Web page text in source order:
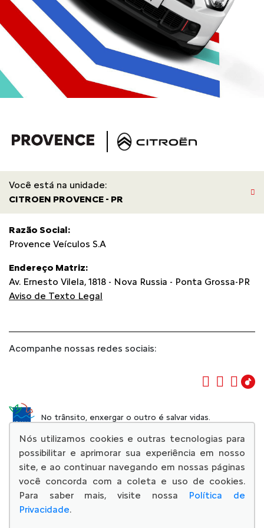
Você está na unidade:
CITROEN PROVENCE - PR
Razão Social:
Provence Veículos S.A
Endereço Matriz:
Av. Ernesto Vilela, 1818 - Nova Russia - Ponta Grossa-PR
Aviso de Texto Legal
Acompanhe nossas redes sociais:
No trânsito, enxergar o outro é salvar vidas.
AutoForce - Todos os direitos reservados.
Nós utilizamos cookies e outras tecnologias para
possibilitar e aprimorar sua experiência em nosso
site, e ao continuar navegando em nossas páginas
você concorda com a coleta e uso de cookies.
Para saber mais, visite nossa Política de
Privacidade.